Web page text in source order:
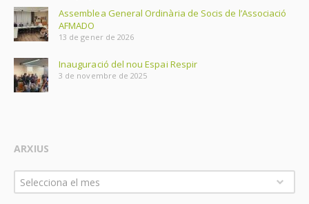
Assemblea General Ordinària de Socis de l’Associació
AFMADO
13 de gener de 2026
Inauguració del nou Espai Respir
3 de novembre de 2025
ARXIUS
Arxius
Selecciona el mes